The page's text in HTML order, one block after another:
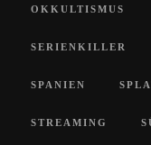
OKKULTISMUS
SERIENKILLER
SPANIEN
STREAMING